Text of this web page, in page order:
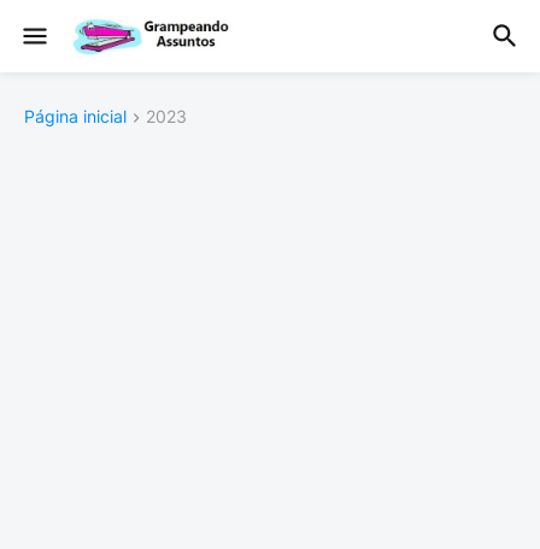
Página inicial 2023